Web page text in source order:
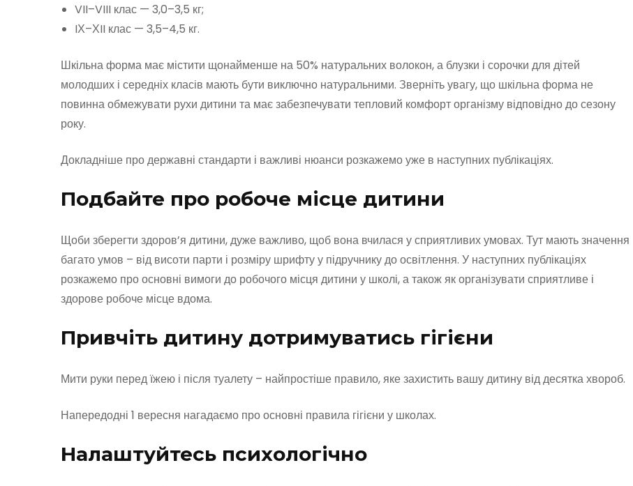
VII–VIII клас — 3,0–3,5 кг;
IХ–ХII клас — 3,5–4,5 кг.
Шкільна форма має містити щонайменше на 50% натуральних волокон, а блузки і сорочки для дітей
молодших і середніх класів мають бути виключно натуральними. Зверніть увагу, що шкільна форма не
повинна обмежувати рухи дитини та має забезпечувати тепловий комфорт організму відповідно до сезону
року.
Докладніше про державні стандарти і важливі нюанси розкажемо уже в наступних публікаціях.
Подбайте про робоче місце дитини
Щоби зберегти здоров’я дитини, дуже важливо, щоб вона вчилася у сприятливих умовах. Тут мають значення
багато умов – від висоти парти і розміру шрифту у підручнику до освітлення. У наступних публікаціях
розкажемо про основні вимоги до робочого місця дитини у школі, а також як організувати сприятливе і
здорове робоче місце вдома.
Привчіть дитину дотримуватись гігієни
Мити руки перед їжею і після туалету – найпростіше правило, яке захистить вашу дитину від десятка хвороб.
Напередодні 1 вересня нагадаємо про основні правила гігієни у школах.
Налаштуйтесь психологічно